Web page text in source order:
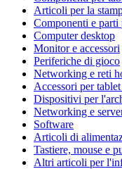
Articoli per la
Componenti e
Computer desktop
Monitor e accessori
Periferiche di gioco
Networking e reti
Accessori per
Dispositivi per
Networking e
Software
Articoli di
Tastiere, mouse e
Altri articoli per